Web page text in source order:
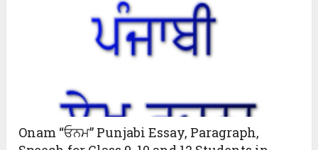
Onam “ਓਨਮ” Punjabi Essay, Paragraph,